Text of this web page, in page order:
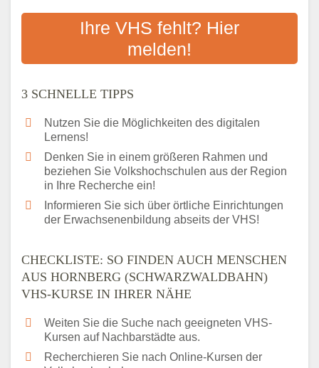
Checkliste: Darauf kommt es bei
Bildungsangeboten an
Das bundesweite Volkshochschulwesen
Ihre VHS fehlt? Hier
melden!
3 SCHNELLE TIPPS
Nutzen Sie die Möglichkeiten des digitalen
Lernens!
Denken Sie in einem größeren Rahmen und
beziehen Sie Volkshochschulen aus der Region
in Ihre Recherche ein!
Informieren Sie sich über örtliche Einrichtungen
der Erwachsenenbildung abseits der VHS!
CHECKLISTE: SO FINDEN AUCH MENSCHEN
AUS HORNBERG (SCHWARZWALDBAHN)
VHS-KURSE IN IHRER NÄHE
Weiten Sie die Suche nach geeigneten VHS-
Kursen auf Nachbarstädte aus.
Recherchieren Sie nach Online-Kursen der